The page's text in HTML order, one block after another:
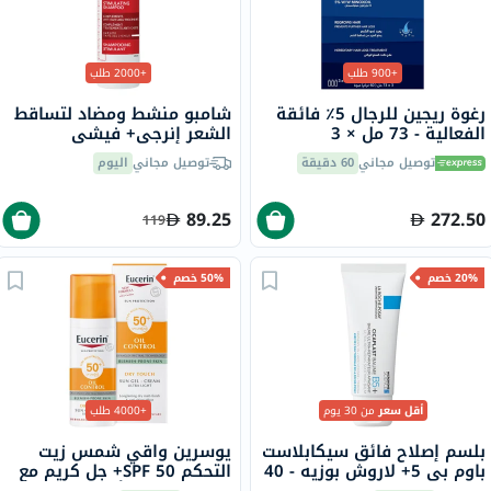
+900 طلب
رغوة ريجين للرجال 5٪ فائقة
الفعالية - 73 مل × 3
توصيل مجاني60 دقيقة
272.50
+2000 طلب
شامبو منشط ومضاد لتساقط
الشعر إنرجي+ فيشي
ديركوس، 200 مل
توصيل مجاني اليوم
89.25
119
20% خصم
أقل سعرمن 30 يوم
بلسم إصلاح فائق سيكابلاست
باوم بي 5+ لاروش بوزيه - 40
50% خصم
+4000 طلب
يوسرين واقي شمس زيت
التحكم SPF 50+ جل كريم مع